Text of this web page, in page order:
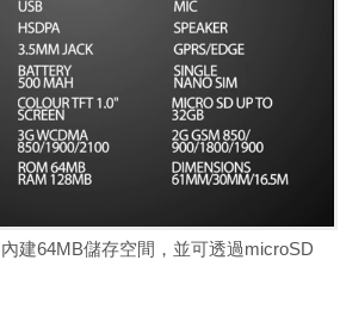
建64MB儲存空間，並可透過microSD